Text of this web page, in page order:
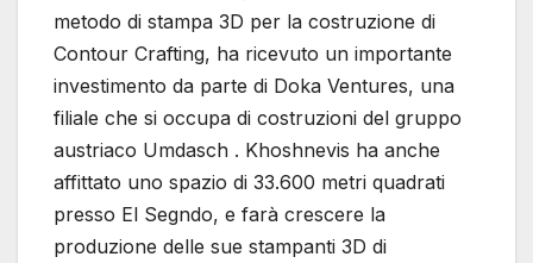
metodo di stampa 3D per la costruzione di
Contour Crafting, ha ricevuto un importante
investimento da parte di Doka Ventures, una
filiale che si occupa di costruzioni del gruppo
austriaco Umdasch . Khoshnevis ha anche
affittato uno spazio di 33.600 metri quadrati
presso El Segndo, e farà crescere la
produzione delle sue stampanti 3D di